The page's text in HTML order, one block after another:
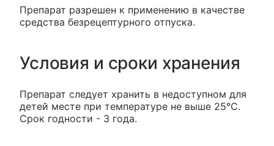
Препарат разрешен к применению в качестве
средства безрецептурного отпуска.
Условия и сроки хранения
Препарат следует хранить в недоступном для
детей месте при температуре не выше 25°C.
Срок годности - 3 года.